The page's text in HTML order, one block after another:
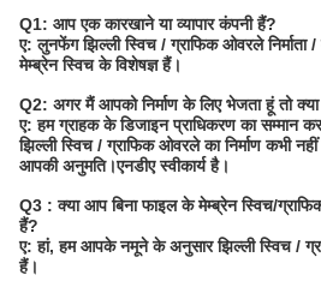
Q1: आप एक कारखाने या व्यापार कंपनी हैं?
ए: लुनफेंग झिल्ली स्विच / ग्राफिक ओवरले निर्माता
मेम्ब्रेन स्विच के विशेषज्ञ हैं।
Q2: अगर मैं आपको निर्माण के लिए भेजता हूं तो क्या
ए: हम ग्राहक के डिजाइन प्राधिकरण का सम्मान
झिल्ली स्विच / ग्राफिक ओवरले का निर्माण कभी
आपकी अनुमति।एनडीए स्वीकार्य है।
Q3 : क्या आप बिना फाइल के मेम्ब्रेन स्विच/
हैं?
ए: हां, हम आपके नमूने के अनुसार झिल्ली स्विच /
हैं।